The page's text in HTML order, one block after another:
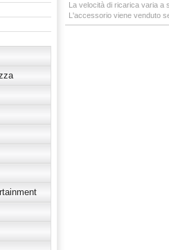
La velocità di ricarica varia a
L'accessorio viene venduto